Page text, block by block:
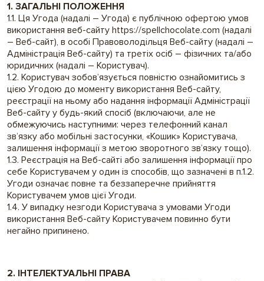
1. ЗАГАЛЬНІ ПОЛОЖЕННЯ
1.1. Ця Угода (надалі – Угода) є публічною офертою умов
використання веб-сайту https://spellchocolate.com (надалі
– Веб-сайт), в особі Правоволодільця Веб-сайту (надалі –
Адміністрація Веб-сайту) та третіх осіб – фізичних та/або
юридичних (надалі – Користувач).
1.2. Користувач зобов’язується повністю ознайомитись з
цією Угодою до моменту використання Веб-сайту,
реєстрації на ньому або надання інформації Адміністрації
Веб-сайту у будь-який спосіб (включаючи, але не
обмежуючись наступними: через телефонний канал
зв’язку або мобільні застосунки, «Кошик» Користувача,
залишення інформації з метою зворотного зв’язку тощо).
1.3. Реєстрація на Веб-сайті або залишення інформації про
себе Користувачем у один із способів, що зазначені в п.1.2.
Угоди означає повне та беззаперечне прийняття
Користувачем умов цієї Угоди.
1.4. У випадку незгоди Користувача з умовами Угоди
використання Веб-сайту Користувачем повинно бути
негайно припинено.
2. ІНТЕЛЕКТУАЛЬНІ ПРАВА